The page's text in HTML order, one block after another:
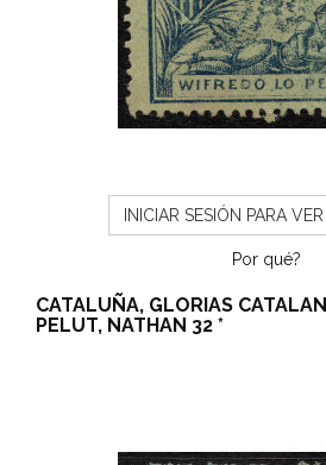
INICIAR SESIÓN PARA
Por qué?
CATALUÑA, GLORIAS
PELUT, NATHAN 32 *